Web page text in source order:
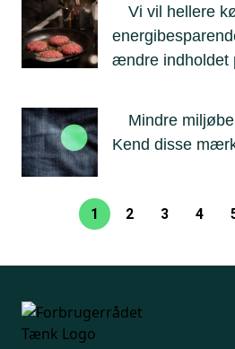
Vi vil hellere
ændre indholdet
Mindre
Kend disse
Nuværende
1 2 3 4